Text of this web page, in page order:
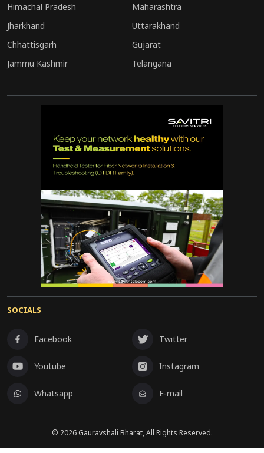
Himachal Pradesh
Maharashtra
Jharkhand
Uttarakhand
Chhattisgarh
Gujarat
Jammu Kashmir
Telangana
SOCIALS
Facebook Twitter
Youtube Instagram
Whatsapp E-mail
© 2026Gauravshali Bharat, All Rights Reserved.